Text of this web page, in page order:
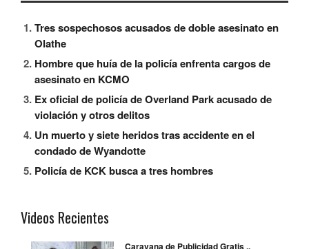
Tres sospechosos acusados ​​de doble asesinato en
Olathe
Hombre que huía de la policía enfrenta cargos de
asesinato en KCMO
Ex oficial de policía de Overland Park acusado de
violación y otros delitos
Un muerto y siete heridos tras accidente en el
condado de Wyandotte
Policía de KCK busca a tres hombres
Videos Recientes
Caravana de Publicidad Gratis ..